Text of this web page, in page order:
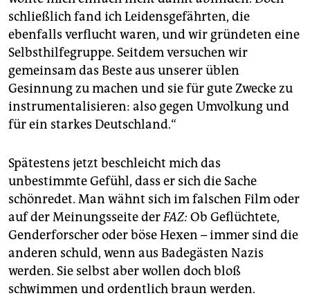
schließlich fand ich Leidensgefährten, die
ebenfalls verflucht waren, und wir gründeten eine
Selbsthilfegruppe. Seitdem versuchen wir
gemeinsam das Beste aus unserer üblen
Gesinnung zu machen und sie für gute Zwecke zu
instrumentalisieren: also gegen Umvolkung und
für ein starkes Deutschland.“
Spätestens jetzt beschleicht mich das
unbestimmte Gefühl, dass er sich die Sache
schönredet. Man wähnt sich im falschen Film oder
auf der Meinungsseite derFAZ: Ob Geflüchtete,
Genderforscher oder böse Hexen – immer sind die
anderen schuld, wenn aus Badegästen Nazis
werden. Sie selbst aber wollen doch bloß
schwimmen und ordentlich braun werden.